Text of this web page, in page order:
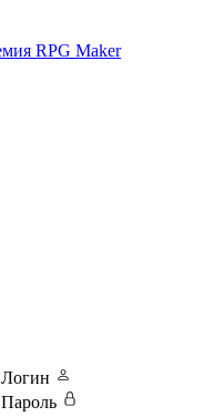
RPG Maker
Логин
Пароль